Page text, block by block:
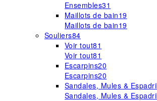
Ensembles31
Maillots de bain19
Maillots de bain19
Souliers84
Voir tout81
Voir tout81
Escarpins20
Escarpins20
Sandales, Mules &
Sandales, Mules &